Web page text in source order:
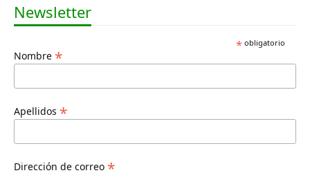
Newsletter
*obligatorio
Nombre *
Apellidos *
Dirección de correo *